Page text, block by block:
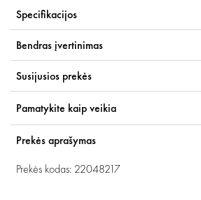
Specifikacijos
Bendras įvertinimas
Susijusios prekės
Pamatykite kaip veikia
Prekės aprašymas
Prekės kodas: 22048217